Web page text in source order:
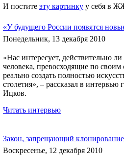
И постите эту картинку у себя в
«У будущего России появятся
Понедельник, 13 декабря 2010
«Нас интересует, действительно
человека, превосходящие по
реально создать полностью
столетия», – рассказал в
Ицков.
Читать интервью
Закон, запрещающий
Воскресенье, 12 декабря 2010